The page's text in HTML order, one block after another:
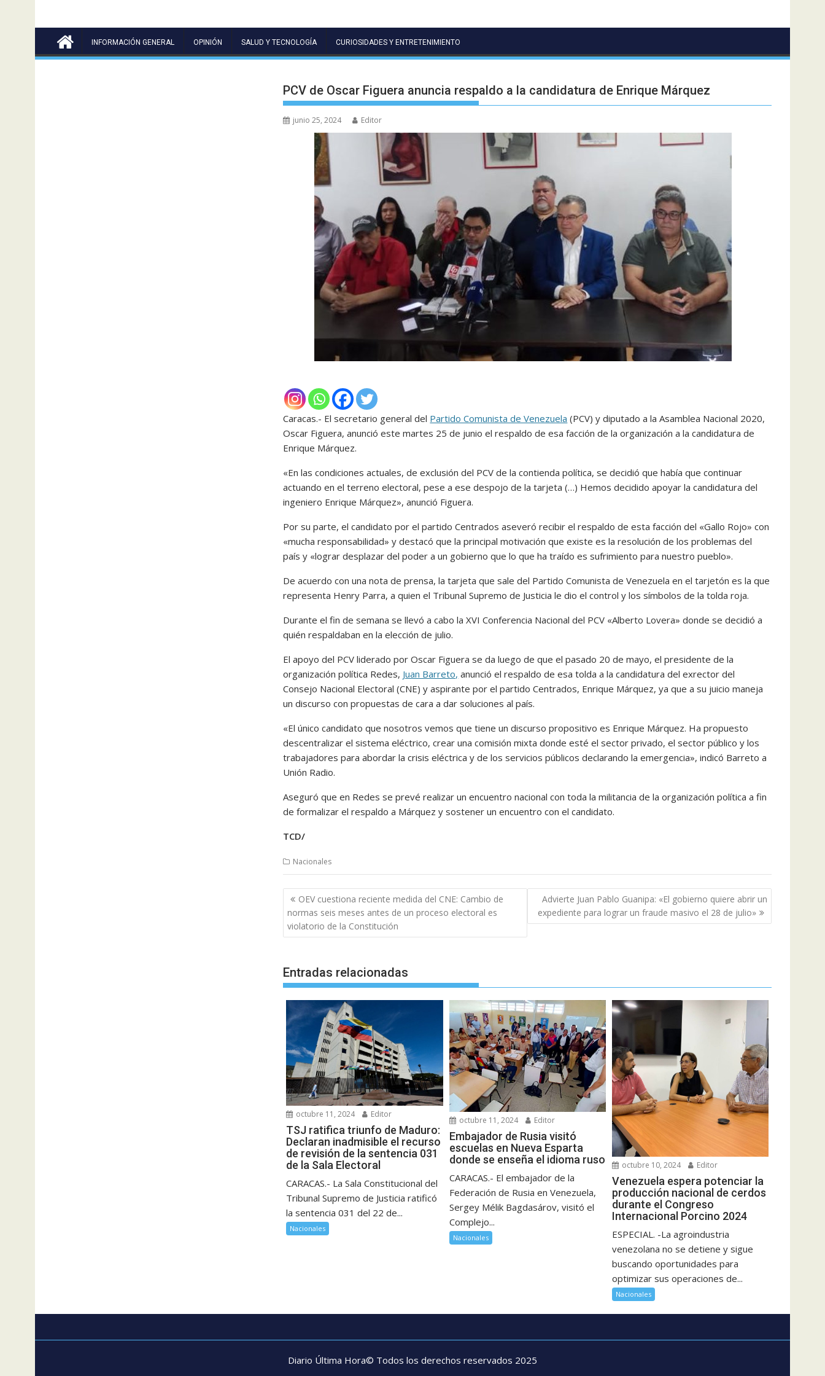
INFORMACIÓN GENERAL OPINIÓN SALUD Y TECNOLOGÍA CURIOSIDADES Y ENTRETENIMIENTO
PCV de Oscar Figuera anuncia respaldo a la candidatura de Enrique Márquez
junio 25, 2024 Editor
Caracas.- El secretario general del Partido Comunista de Venezuela (PCV) y diputado a la Asamblea Nacional 2020,
Oscar Figuera, anunció este martes 25 de junio el respaldo de esa facción de la organización a la candidatura de
Enrique Márquez.
«En las condiciones actuales, de exclusión del PCV de la contienda política, se decidió que había que continuar
actuando en el terreno electoral, pese a ese despojo de la tarjeta (…) Hemos decidido apoyar la candidatura del
ingeniero Enrique Márquez», anunció Figuera.
Por su parte, el candidato por el partido Centrados aseveró recibir el respaldo de esta facción del «Gallo Rojo» con
«mucha responsabilidad» y destacó que la principal motivación que existe es la resolución de los problemas del
país y «lograr desplazar del poder a un gobierno que lo que ha traído es sufrimiento para nuestro pueblo».
De acuerdo con una nota de prensa, la tarjeta que sale del Partido Comunista de Venezuela en el tarjetón es la que
representa Henry Parra, a quien el Tribunal Supremo de Justicia le dio el control y los símbolos de la tolda roja.
Durante el fin de semana se llevó a cabo la XVI Conferencia Nacional del PCV «Alberto Lovera» donde se decidió a
quién respaldaban en la elección de julio.
El apoyo del PCV liderado por Oscar Figuera se da luego de que el pasado 20 de mayo, el presidente de la
organización política Redes, Juan Barreto, anunció el respaldo de esa tolda a la candidatura del exrector del
Consejo Nacional Electoral (CNE) y aspirante por el partido Centrados, Enrique Márquez, ya que a su juicio maneja
un discurso con propuestas de cara a dar soluciones al país.
«El único candidato que nosotros vemos que tiene un discurso propositivo es Enrique Márquez. Ha propuesto
descentralizar el sistema eléctrico, crear una comisión mixta donde esté el sector privado, el sector público y los
trabajadores para abordar la crisis eléctrica y de los servicios públicos declarando la emergencia», indicó Barreto a
Unión Radio.
Aseguró que en Redes se prevé realizar un encuentro nacional con toda la militancia de la organización política a fin
de formalizar el respaldo a Márquez y sostener un encuentro con el candidato.
TCD/
Nacionales
Navegación
de
entradas
OEV cuestiona reciente medida del CNE: Cambio de
normas seis meses antes de un proceso electoral es
violatorio de la Constitución
Advierte Juan Pablo Guanipa: «El gobierno quiere abrir un
expediente para lograr un fraude masivo el 28 de julio»
Entradas relacionadas
octubre 11, 2024 Editor
TSJ ratifica triunfo de Maduro:
Declaran inadmisible el recurso
de revisión de la sentencia 031
de la Sala Electoral
CARACAS.- La Sala Constitucional del
Tribunal Supremo de Justicia ratificó
la sentencia 031 del 22 de...
Nacionales
octubre 11, 2024 Editor
Embajador de Rusia visitó
escuelas en Nueva Esparta
donde se enseña el idioma ruso
CARACAS.- El embajador de la
Federación de Rusia en Venezuela,
Sergey Mélik Bagdasárov, visitó el
Complejo...
Nacionales
octubre 10, 2024 Editor
Venezuela espera potenciar la
producción nacional de cerdos
durante el Congreso
Internacional Porcino 2024
ESPECIAL. -La agroindustria
venezolana no se detiene y sigue
buscando oportunidades para
optimizar sus operaciones de...
Nacionales
Diario Última Hora© Todos los derechos reservados 2025